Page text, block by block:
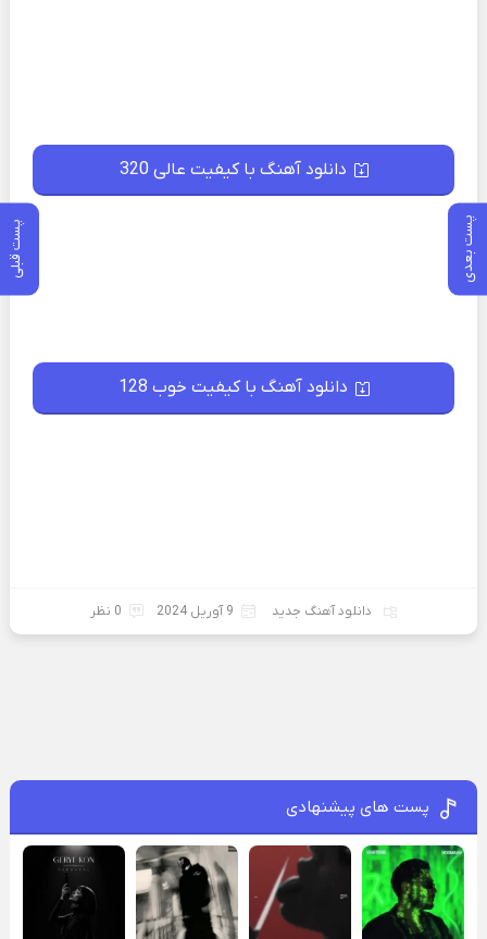
پست بعدی پست قبلی
دانلود آهنگ با کیفیت عالی 320
دانلود آهنگ با کیفیت خوب 128
دانلود آهنگ جدید 9 آوریل 2024 0 نظر
پست های پیشنهادی